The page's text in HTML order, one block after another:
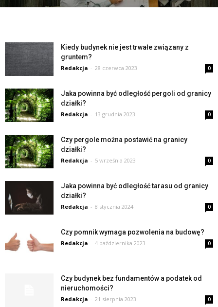
Kiedy budynek nie jest trwałe związany z
gruntem?
Redakcja - 28 czerwca 2023 0
Jaka powinna być odległość pergoli od granicy
działki?
Redakcja - 13 grudnia 2023 0
Czy pergole można postawić na granicy
działki?
Redakcja - 5 września 2023 0
Jaka powinna być odległość tarasu od granicy
działki?
Redakcja - 8 stycznia 2024 0
Czy pomnik wymaga pozwolenia na budowę?
Redakcja - 4 października 2023 0
Czy budynek bez fundamentów a podatek od
nieruchomości?
Redakcja - 21 sierpnia 2023 0